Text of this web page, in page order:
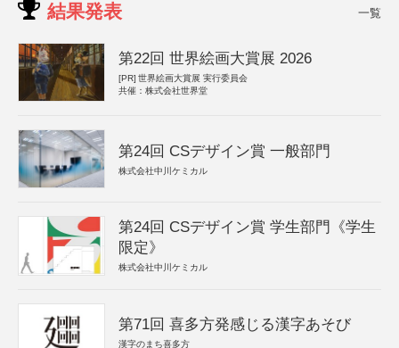
結果発表 一覧
第22回 世界絵画大賞展 2026
[PR] 世界絵画大賞展 実行委員会
共催：株式会社世界堂
第24回 CSデザイン賞 一般部門
株式会社中川ケミカル
第24回 CSデザイン賞 学生部門《学生
限定》
株式会社中川ケミカル
第71回 喜多方発感じる漢字あそび
漢字のまち喜多方